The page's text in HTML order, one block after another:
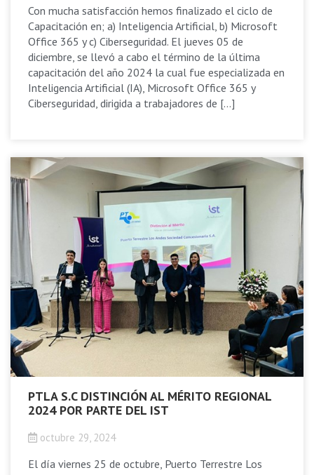
Con mucha satisfacción hemos finalizado el ciclo de
Capacitación en; a) Inteligencia Artificial, b) Microsoft
Office 365 y c) Ciberseguridad. El jueves 05 de
diciembre, se llevó a cabo el término de la última
capacitación del año 2024 la cual fue especializada en
Inteligencia Artificial (IA), Microsoft Office 365 y
Ciberseguridad, dirigida a trabajadores de […]
PTLA S.C DISTINCIÓN AL MÉRITO REGIONAL
2024 POR PARTE DEL IST
octubre 29, 2024
El día viernes 25 de octubre, Puerto Terrestre Los